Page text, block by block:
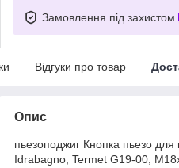
Замовлення під захистом
Відгуки про товар
Опис
пьезоподжиг Кнопка пьезо для
Idrabagno, Termet G19-00,